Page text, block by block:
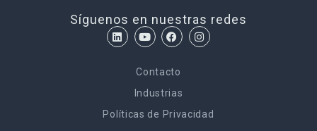
Síguenos en nuestras redes
Contacto
Industrias
Políticas de Privacidad